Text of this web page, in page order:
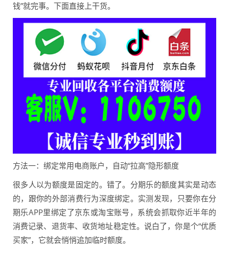
钱”就完事。下面直接上干货。
方法一：绑定常用电商账户，自动“拉高”隐形额度
很多人以为额度是固定的。错了。分期乐的额度其实是动态
的，跟你的外部消费行为深度绑定。实测发现，只要你在分
期乐APP里绑定了京东或淘宝账号，系统会抓取你近半年的
消费记录、退货率、收货地址稳定性。说白了，你是个“优质
买家”，它就会悄悄追加临时额度。